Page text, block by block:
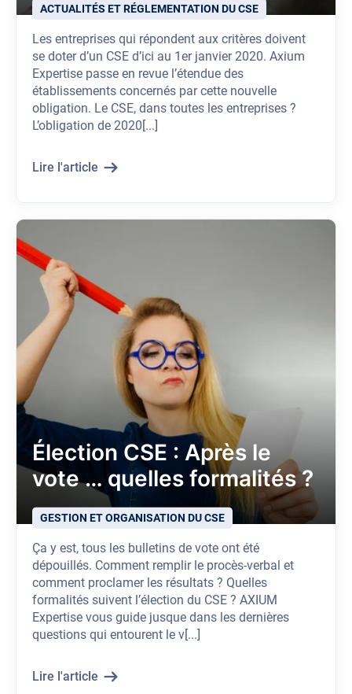
ACTUALITÉS ET RÉGLEMENTATION DU CSE
Les entreprises qui répondent aux critères doivent
se doter d’un CSE d’ici au 1er janvier 2020. Axium
Expertise passe en revue l’étendue des
établissements concernés par cette nouvelle
obligation. Le CSE, dans toutes les entreprises ?
L’obligation de 2020[...]
Lire l'article
Élection CSE : Après le
vote … quelles formalités ?
GESTION ET ORGANISATION DU CSE
Ça y est, tous les bulletins de vote ont été
dépouillés. Comment remplir le procès-verbal et
comment proclamer les résultats ? Quelles
formalités suivent l’élection du CSE ? AXIUM
Expertise vous guide jusque dans les dernières
questions qui entourent le v[...]
Lire l'article